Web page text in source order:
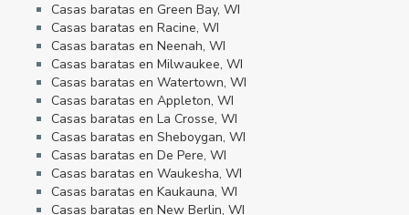
Casas baratas en Green Bay, WI
Casas baratas en Racine, WI
Casas baratas en Neenah, WI
Casas baratas en Milwaukee, WI
Casas baratas en Watertown, WI
Casas baratas en Appleton, WI
Casas baratas en La Crosse, WI
Casas baratas en Sheboygan, WI
Casas baratas en De Pere, WI
Casas baratas en Waukesha, WI
Casas baratas en Kaukauna, WI
Casas baratas en New Berlin, WI